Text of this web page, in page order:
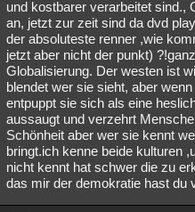
und kostbarer verarbeitet sind.,
an, jetzt zur zeit sind da dvd
der absoluteste renner ,wie
jetzt aber nicht der punkt)
Globalisierung. Der westen ist
blendet wer sie sieht, aber
entpuppt sie sich als eine
aussaugt und verzehrt
Schönheit aber wer sie kennt
bringt.ich kenne beide kulturen
nicht kennt hat schwer die zu
das mir der demokratie hast du